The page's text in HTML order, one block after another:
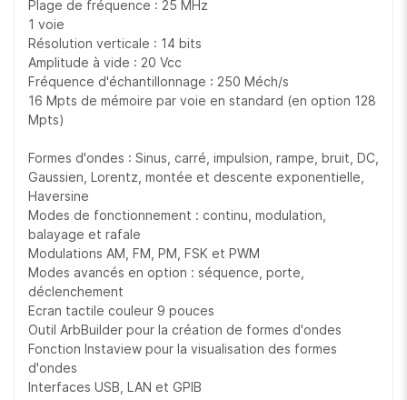
Haversine
- Modes de fonctionnement : continu, modulation, balayage
et rafale
- Modulations AM, FM, PM, FSK et PWM
- Modes avancés en option : séquence, porte,
déclenchement
- Outil ArbBuilder pour la création de formes d'ondes
- Fonction Instaview pour la visualisation des formes
d'ondes
- Interfaces USB, LAN et GPIB
Plage de fréquence : 25 MHz
1 voie
Résolution verticale : 14 bits
Amplitude à vide : 20 Vcc
Fréquence d'échantillonnage : 250 Méch/s
16 Mpts de mémoire par voie en standard (en option 128
Mpts)
Formes d'ondes : Sinus, carré, impulsion, rampe, bruit, DC,
Gaussien, Lorentz, montée et descente exponentielle,
Haversine
Modes de fonctionnement : continu, modulation,
balayage et rafale
Modulations AM, FM, PM, FSK et PWM
Modes avancés en option : séquence, porte,
déclenchement
Ecran tactile couleur 9 pouces
Outil ArbBuilder pour la création de formes d'ondes
Fonction Instaview pour la visualisation des formes
d'ondes
Interfaces USB, LAN et GPIB